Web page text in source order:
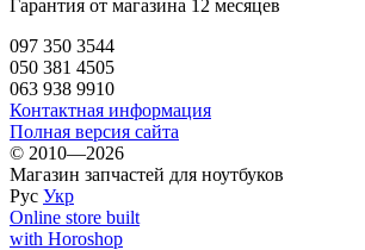
Гарантия от магазина 12 месяцев
097 350 3544
050 381 4505
063 938 9910
Контактная информация
Полная версия сайта
© 2010—2026
Магазин запчастей для ноутбуков
Рус Укр
Online store built
with Horoshop